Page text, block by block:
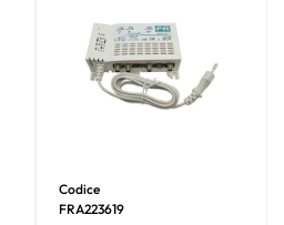
Codice
FRA223619